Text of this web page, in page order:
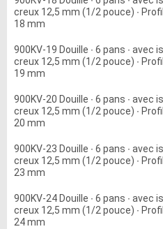
creux 12,5 mm (1/2 pouce) ∙
18 mm
900KV-19 Douille ∙ 6 pans ∙
creux 12,5 mm (1/2 pouce) ∙
19 mm
900KV-20 Douille ∙ 6 pans ∙
creux 12,5 mm (1/2 pouce) ∙
20 mm
900KV-23 Douille ∙ 6 pans ∙
creux 12,5 mm (1/2 pouce) ∙
23 mm
900KV-24 Douille ∙ 6 pans ∙
creux 12,5 mm (1/2 pouce) ∙
24 mm